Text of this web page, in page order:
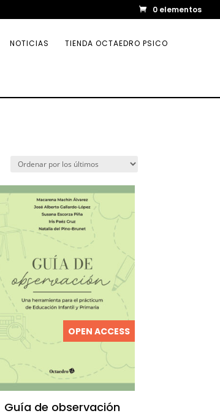
0 elementos
NOTICIAS TIENDA OCTAEDRO PSICO
OPEN ACCESS
Guía de observación